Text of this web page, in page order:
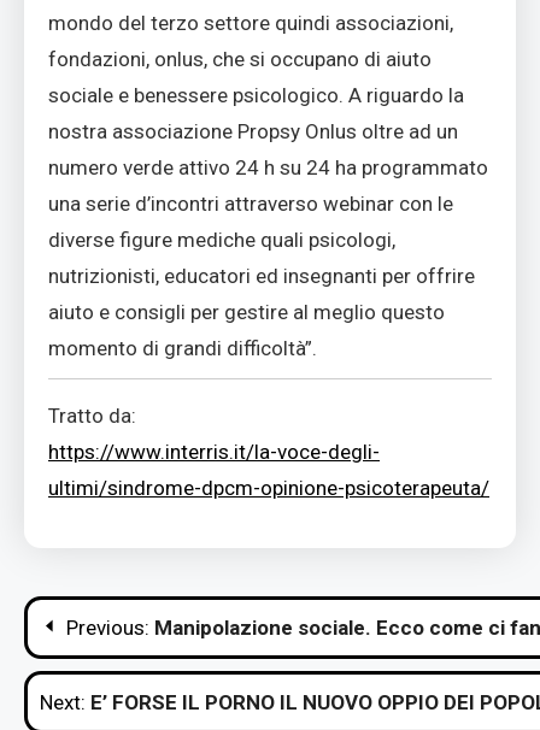
mondo del terzo settore quindi associazioni,
fondazioni, onlus, che si occupano di aiuto
sociale e benessere psicologico. A riguardo la
nostra associazione Propsy Onlus oltre ad un
numero verde attivo 24 h su 24 ha programmato
una serie d’incontri attraverso webinar con le
diverse figure mediche quali psicologi,
nutrizionisti, educatori ed insegnanti per offrire
aiuto e consigli per gestire al meglio questo
momento di grandi difficoltà”.
Tratto da:
https://www.interris.it/la-voce-degli-
ultimi/sindrome-dpcm-opinione-psicoterapeuta/
Navigazione
articoli
Previous: Manipolazione sociale. Ecco come ci
Next: E’ FORSE IL PORNO IL NUOVO OPPIO DEI